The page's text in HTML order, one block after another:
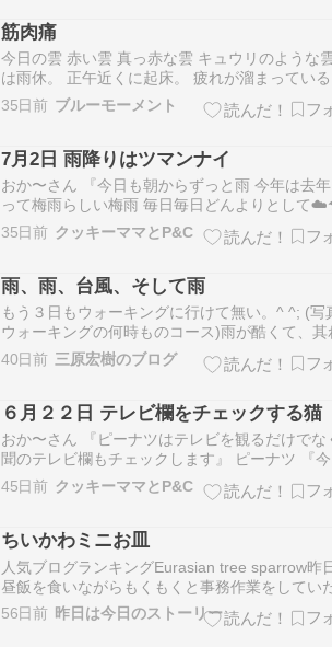
体操を行います。それから様々な仕事道具が…
筋肉痛
今日の雲 赤い雲 真っ赤な雲 キュウリのような
は雨休。 正午近くに起床。 疲れが溜まってい
型掃除機たちを掃除機で掃除してハタキをかけ
ルを飲んで酔いを醒まし コインランドリーに洗
チをしたが足りないので 外に…
35日前 ブルーモーメント
7月2日 雨降りはツマンナイ
おか〜さん 『今日も朝からずっと雨 今年は去
って梅雨らしい梅雨 毎日毎日どんよりとして
日様が見えません なんだか体もだら〜〜んと重
年みたいに暑いのもしんどいけど 雨ばかりだと
おか〜さん 『少し肌…
35日前 クッキーママとP&C
雨、雨、台風、そして雨
もう３日もウォーキングに行けて無い。^ ^; (写
ウォーキングの何時ものコース)雨が酷くて、其
今朝は寝坊して朝のラジオ体操もサボってしま
体を動かさないと、壊れてしまいそうな感覚を
だ。以前に、ジャンプする事が無くなり…
40日前 三原宏樹のブログ
６月２２日 テレビ欄をチェックする猫
おか〜さん 『ピーナツはテレビを観るだけでな
聞のテレビ欄もチェックします』 ピーナツ 『
サッカーないのか？』 おか〜さん 『昨日のサ
すごかったですね 日本チーム強いなあ‼️ それに
楽しみです♪』 ピー…
45日前 クッキーママとP&C
ちいかわミニお皿
人気ブログランキングEurasian tree sparrow昨
昼飯を食いながらもくもくと事務作業をしてい
one of 爺さんが、飯を食い終わり徐にラジオを
た、ラジオ体操、、、、やるんか？ラジオ体操
56日前 昨日は今日のストーリー